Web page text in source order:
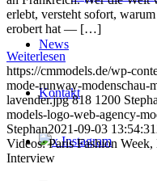
News
Kontakt
x Instagram
erlebt, versteht sofort,
erobert hat — […]
Weiterlesen
https://cmmodels.de/wp-
mode-runway-modenschau-
lavender.jpg 818 1200
models-logo-web-agency-
Stephan2021-09-03 13:54:31
Videos: Paris Fashion
Interview